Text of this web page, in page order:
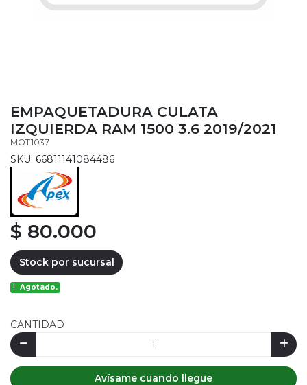
EMPAQUETADURA CULATA
IZQUIERDA RAM 1500 3.6 2019/2021
MOT1037
SKU: 66811141084486
$ 80.000
Stock por sucursal
Agotado.
CANTIDAD
Avísame cuando llegue